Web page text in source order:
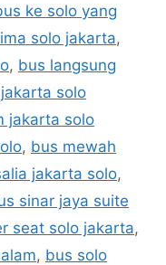
ke solo yang
solo jakarta,
, bus langsung
solo
jakarta solo
, bus mewah
jakarta solo,
sinar jaya suite
seat solo jakarta,
, bus solo